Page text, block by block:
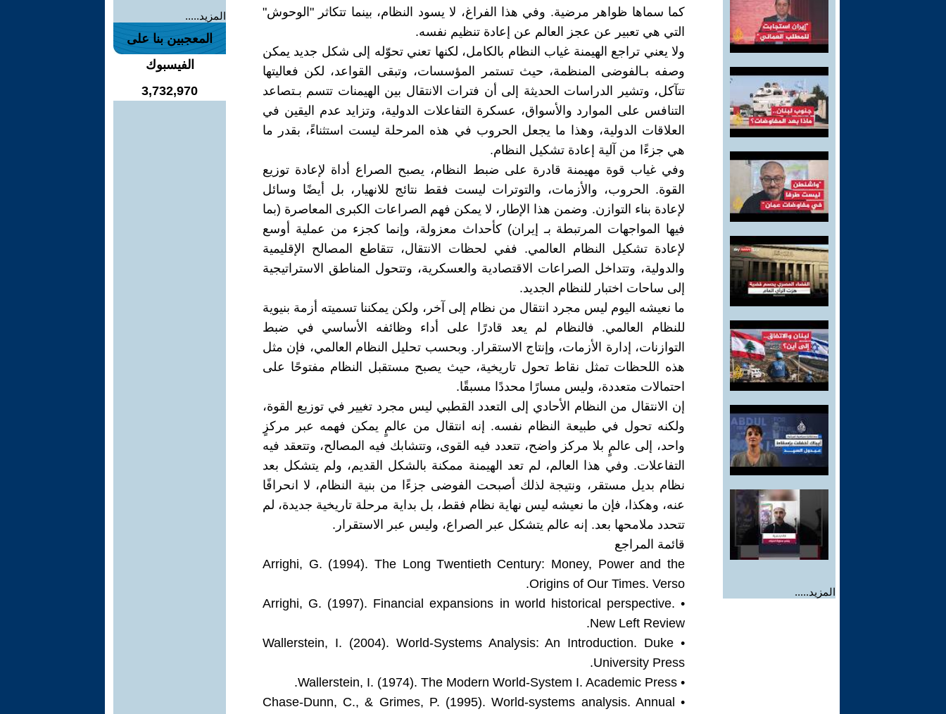
المزيد.....
كما سماها ظواهر مرضية. وفي هذا الفراغ، لا يسود النظام، بينما تتكاثر "الوحوش"
التي هي تعبير عن عجز العالم عن إعادة تنظيم نفسه.
ولا يعني تراجع الهيمنة غياب النظام بالكامل، لكنها تعني تحوّله إلى شكل جديد يمكن
وصفه بـالفوضى المنظمة، حيث تستمر المؤسسات، وتبقى القواعد، لكن فعاليتها
تتآكل، وتشير الدراسات الحديثة إلى أن فترات الانتقال بين الهيمنات تتسم بـتصاعد
التنافس على الموارد والأسواق، عسكرة التفاعلات الدولية، وتزايد عدم اليقين في
العلاقات الدولية، وهذا ما يجعل الحروب في هذه المرحلة ليست استثناءً، بقدر ما
هي جزءًا من آلية إعادة تشكيل النظام.
وفي غياب قوة مهيمنة قادرة على ضبط النظام، يصبح الصراع أداة لإعادة توزيع
القوة. الحروب، والأزمات، والتوترات ليست فقط نتائج للانهيار، بل أيضًا وسائل
لإعادة بناء التوازن. وضمن هذا الإطار، لا يمكن فهم الصراعات الكبرى المعاصرة (بما
فيها المواجهات المرتبطة بـ إيران) كأحداث معزولة، وإنما كجزء من عملية أوسع
لإعادة تشكيل النظام العالمي. ففي لحظات الانتقال، تتقاطع المصالح الإقليمية
والدولية، وتتداخل الصراعات الاقتصادية والعسكرية، وتتحول المناطق الاستراتيجية
إلى ساحات اختبار للنظام الجديد.
ما نعيشه اليوم ليس مجرد انتقال من نظام إلى آخر، ولكن يمكننا تسميته أزمة بنيوية
للنظام العالمي. فالنظام لم يعد قادرًا على أداء وظائفه الأساسي في ضبط
التوازنات، إدارة الأزمات، وإنتاج الاستقرار. وبحسب تحليل النظام العالمي، فإن مثل
هذه اللحظات تمثل نقاط تحول تاريخية، حيث يصبح مستقبل النظام مفتوحًا على
احتمالات متعددة، وليس مسارًا محددًا مسبقًا.
إن الانتقال من النظام الأحادي إلى التعدد القطبي ليس مجرد تغيير في توزيع القوة،
ولكنه تحول في طبيعة النظام نفسه. إنه انتقال من عالمٍ يمكن فهمه عبر مركزٍ
واحد، إلى عالمٍ بلا مركز واضح، تتعدد فيه القوى، وتتشابك فيه المصالح، وتتعقد فيه
التفاعلات. وفي هذا العالم، لم تعد الهيمنة ممكنة بالشكل القديم، ولم يتشكل بعد
نظام بديل مستقر، ونتيجة لذلك أصبحت الفوضى جزءًا من بنية النظام، لا انحرافًا
عنه، وهكذا، فإن ما نعيشه ليس نهاية نظام فقط، بل بداية مرحلة تاريخية جديدة، لم
تتحدد ملامحها بعد. إنه عالم يتشكل عبر الصراع، وليس عبر الاستقرار.
قائمة المراجع
Arrighi, G. (1994). The Long Twentieth Century: Money, Power and the
Origins of Our Times. Verso.
• Arrighi, G. (1997). Financial expansions in world historical perspective.
New Left Review.
• Wallerstein, I. (2004). World-Systems Analysis: An Introduction. Duke
University Press.
• Wallerstein, I. (1974). The Modern World-System I. Academic Press.
• Chase-Dunn, C., & Grimes, P. (1995). World-systems analysis. Annual
المزيد.....
المعجبين بنا على
الفيسبوك
3,732,970